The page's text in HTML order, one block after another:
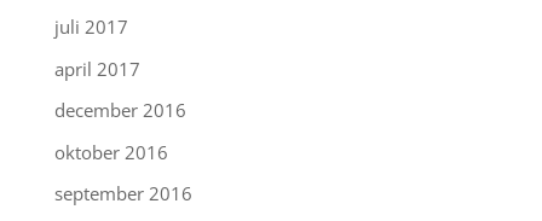
juli 2017
april 2017
december 2016
oktober 2016
september 2016